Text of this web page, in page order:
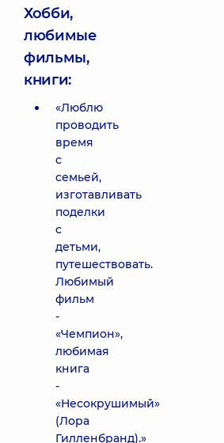
Хобби,
любимые
фильмы,
книги:
«Люблю
проводить
время
с
семьей,
изготавливать
поделки
с
детьми,
путешествовать.
Любимый
фильм
-
«Чемпион»,
любимая
книга
-
«Несокрушимый»
(Лора
Гилленбранд).»